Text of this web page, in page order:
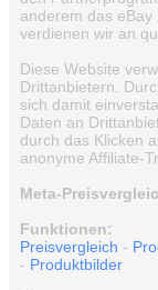
anderem das eBay
verdienen wir an
Diese Website
Drittanbietern.
sich damit
Daten an
durch das Klicken
anonyme Affiliate-
Meta-
Funktionen:
Preisvergleich -
- Produktbilder